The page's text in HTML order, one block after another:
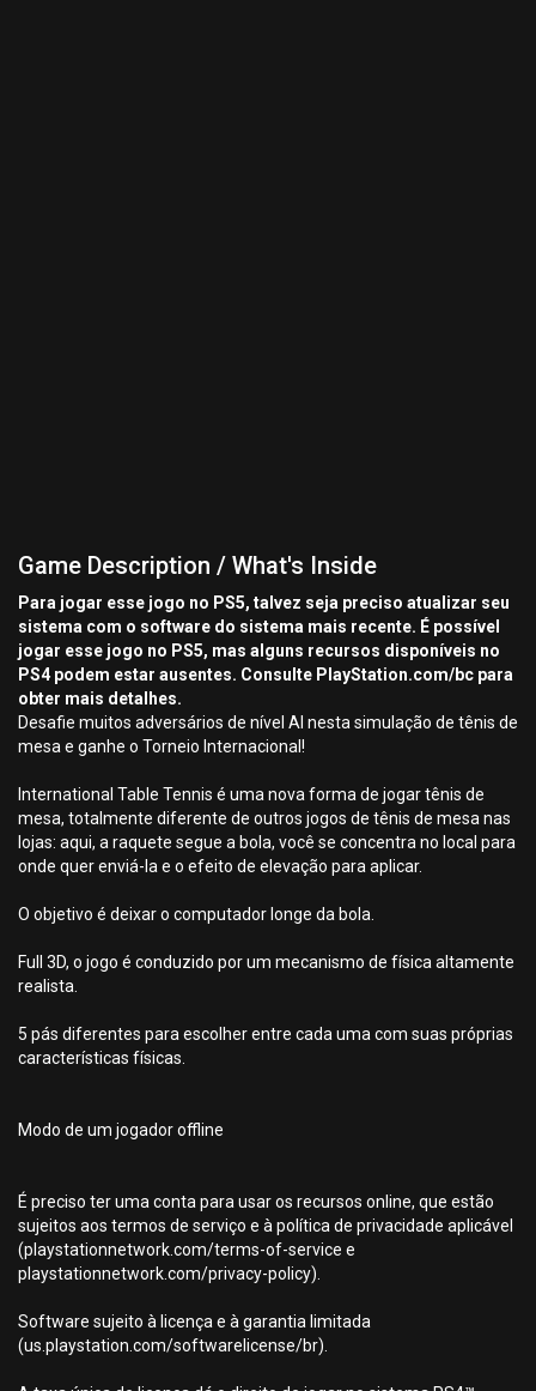
Game Description / What's Inside
Para jogar esse jogo no PS5, talvez seja preciso atualizar seu
sistema com o software do sistema mais recente. É possível
jogar esse jogo no PS5, mas alguns recursos disponíveis no
PS4 podem estar ausentes. Consulte PlayStation.com/bc para
obter mais detalhes.
Desafie muitos adversários de nível AI nesta simulação de tênis de
mesa e ganhe o Torneio Internacional!
International Table Tennis é uma nova forma de jogar tênis de
mesa, totalmente diferente de outros jogos de tênis de mesa nas
lojas: aqui, a raquete segue a bola, você se concentra no local para
onde quer enviá-la e o efeito de elevação para aplicar.
O objetivo é deixar o computador longe da bola.
Full 3D, o jogo é conduzido por um mecanismo de física altamente
realista.
5 pás diferentes para escolher entre cada uma com suas próprias
características físicas.
Modo de um jogador offline
É preciso ter uma conta para usar os recursos online, que estão
sujeitos aos termos de serviço e à política de privacidade aplicável
(playstationnetwork.com/terms-of-service e
playstationnetwork.com/privacy-policy).
Software sujeito à licença e à garantia limitada
(us.playstation.com/softwarelicense/br).